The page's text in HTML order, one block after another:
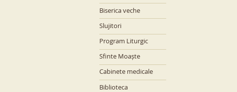
Biserica veche
Slujitori
Program Liturgic
Sfinte Moaște
Cabinete medicale
Biblioteca